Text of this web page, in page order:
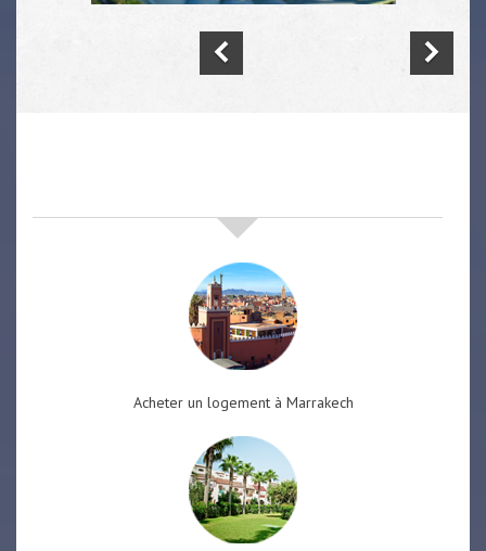
Acheter un logement à Marrakech